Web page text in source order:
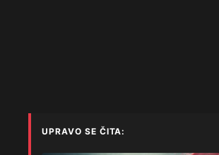
UPRAVO SE ČITA: